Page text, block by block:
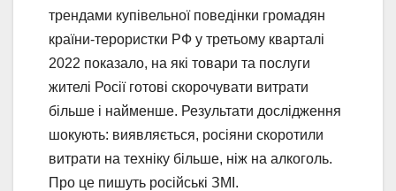
трендами купівельної поведінки громадян
країни-терористки РФ у третьому кварталі
2022 показало, на які товари та послуги
жителі Росії готові скорочувати витрати
більше і найменше. Результати дослідження
шокують: виявляється, росіяни скоротили
витрати на техніку більше, ніж на алкоголь.
Про це пишуть російські ЗМІ.